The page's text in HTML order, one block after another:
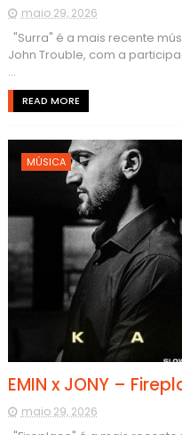
maio 29, 2026
"Surra" é a mais recente
John Trouble, com a
...
READ MORE
MÚSICA
EMIN x JONY –
maio 29, 2026